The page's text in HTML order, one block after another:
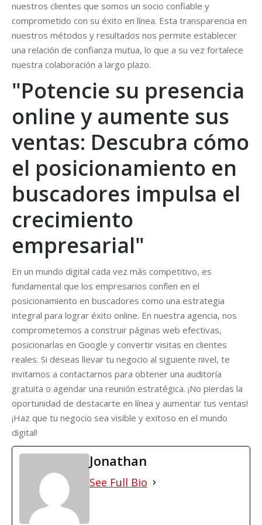
nuestros clientes que somos un socio confiable y
comprometido con su éxito en línea. Esta transparencia en
nuestros métodos y resultados nos permite establecer
una relación de confianza mutua, lo que a su vez fortalece
nuestra colaboración a largo plazo.
"Potencie su presencia
online y aumente sus
ventas: Descubra cómo
el posicionamiento en
buscadores impulsa el
crecimiento
empresarial"
En un mundo digital cada vez más competitivo, es
fundamental que los empresarios confíen en el
posicionamiento en buscadores como una estrategia
integral para lograr éxito online. En nuestra agencia, nos
comprometemos a construir páginas web efectivas,
posicionarlas en Google y convertir visitas en clientes
reales. Si deseas llevar tu negocio al siguiente nivel, te
invitamos a contactarnos para obtener una auditoría
gratuita o agendar una reunión estratégica. ¡No pierdas la
oportunidad de destacarte en línea y aumentar tus ventas!
¡Haz que tu negocio sea visible y exitoso en el mundo
digital!
Jonathan
See Full Bio